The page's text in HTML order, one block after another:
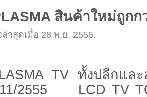
สินค้าใหม่ถูกก
าสุดเมื่อ 28 พ.ย. 2555.
TV ทั้งปลีก
11/2555 LCD TV